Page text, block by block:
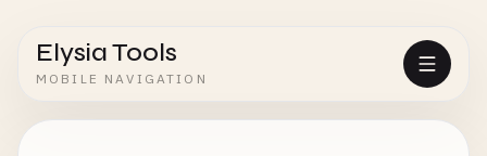
Elysia Tools
MOBILE NAVIGATION